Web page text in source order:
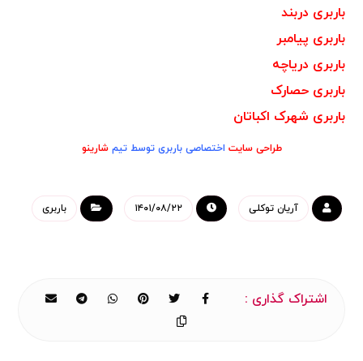
باربری دربند
باربری پیامبر
باربری دریاچه
باربری حصارک
باربری شهرک اکباتان
طراحی سایت اختصاصی باربری توسط تیم شارینو
آریان توکلی ۱۴۰۱/۰۸/۲۲ باربری